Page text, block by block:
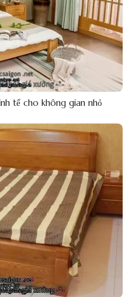
tế cho không gian nhỏ